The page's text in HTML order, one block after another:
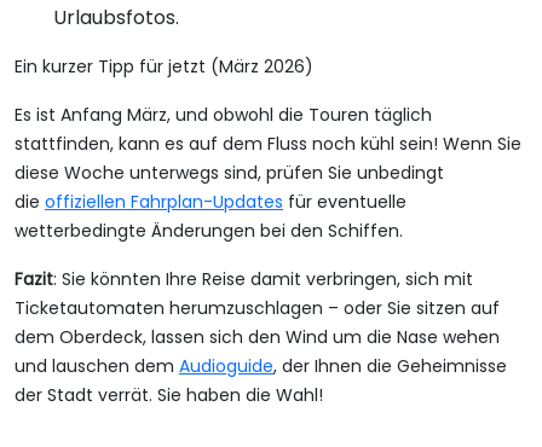
Urlaubsfotos.
Ein kurzer Tipp für jetzt (März 2026)
Es ist Anfang März, und obwohl die Touren täglich
stattfinden, kann es auf dem Fluss noch kühl sein! Wenn Sie
diese Woche unterwegs sind, prüfen Sie unbedingt
die offiziellen Fahrplan-Updates für eventuelle
wetterbedingte Änderungen bei den Schiffen.
Fazit: Sie könnten Ihre Reise damit verbringen, sich mit
Ticketautomaten herumzuschlagen – oder Sie sitzen auf
dem Oberdeck, lassen sich den Wind um die Nase wehen
und lauschen dem Audioguide, der Ihnen die Geheimnisse
der Stadt verrät. Sie haben die Wahl!